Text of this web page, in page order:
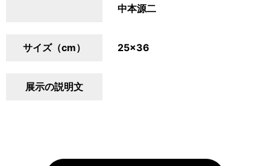
中本源二
サイズ（cm） 25×36
展示の説明文